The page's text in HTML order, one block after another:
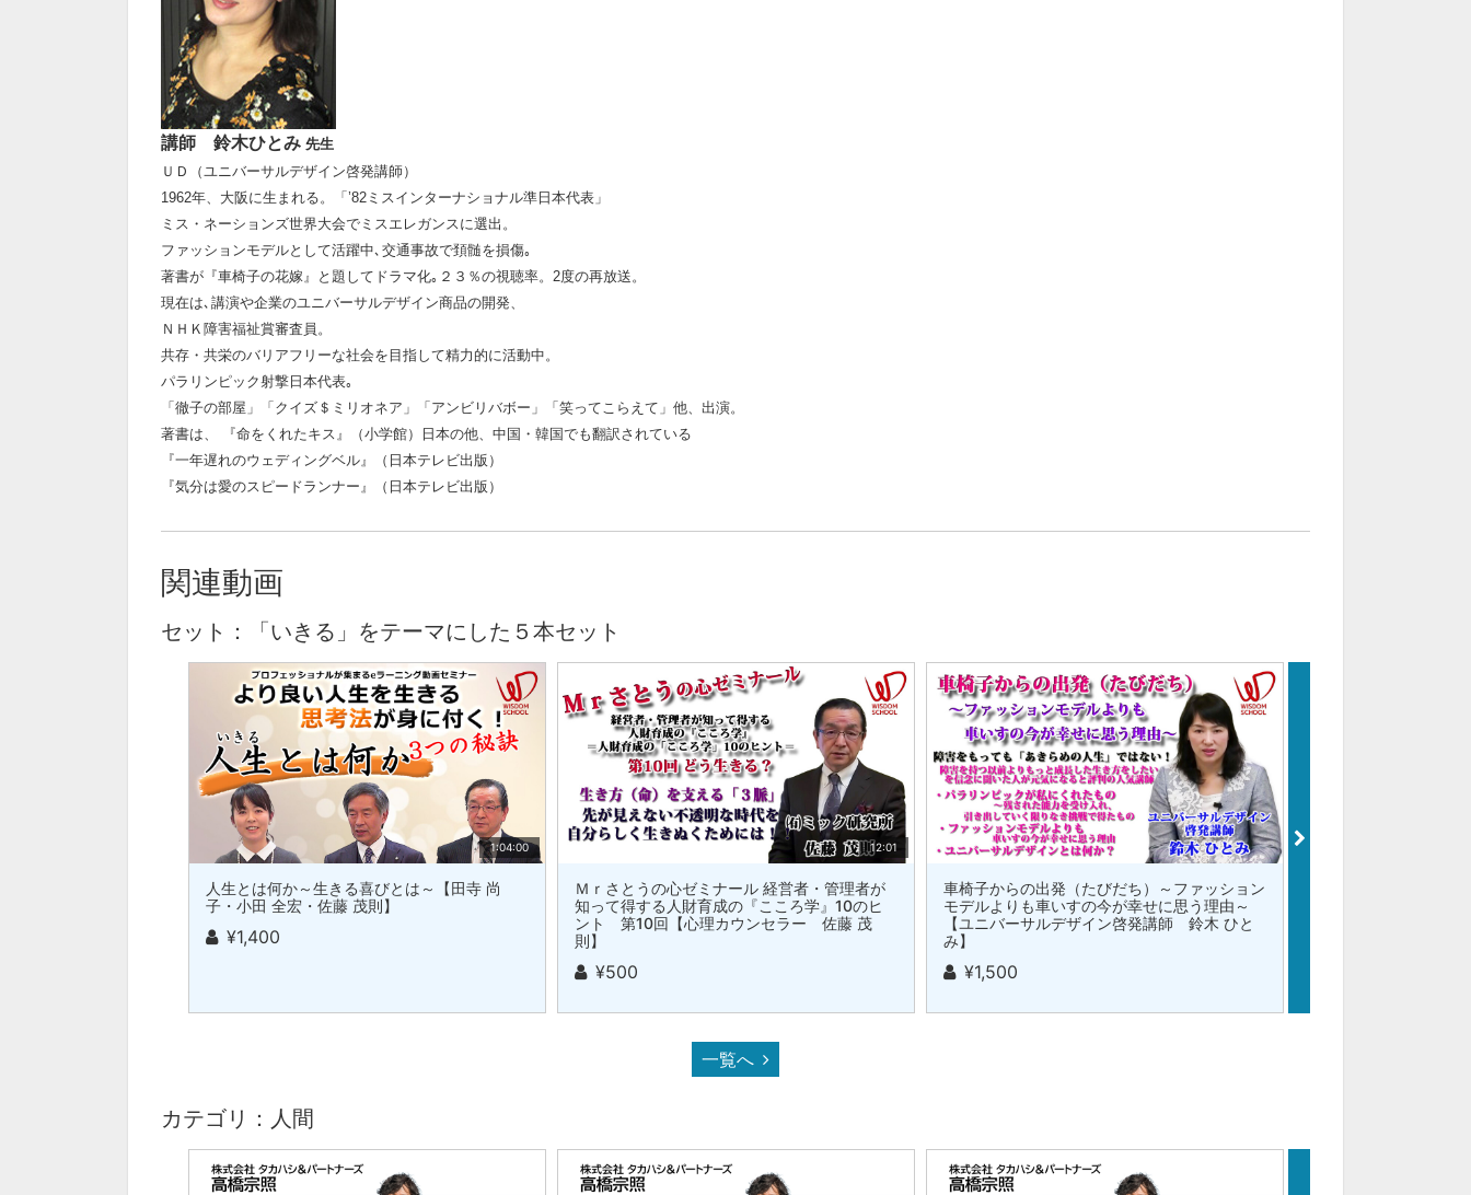
講師 鈴木ひとみ 先生
ＵＤ（ユニバーサルデザイン啓発講師）
1962年、大阪に生まれる。「’82ミスインターナショナル準日本代表」
ミス・ネーションズ世界大会でミスエレガンスに選出。
ファッションモデルとして活躍中､交通事故で頚髄を損傷｡
著書が『車椅子の花嫁』と題してドラマ化｡２３％の視聴率。2度の再放送。
現在は､講演や企業のユニバーサルデザイン商品の開発、
ＮＨＫ障害福祉賞審査員。
共存・共栄のバリアフリーな社会を目指して精力的に活動中。
パラリンピック射撃日本代表｡
「徹子の部屋」「クイズ＄ミリオネア」「アンビリバボー」「笑ってこらえて」他、出演。
著書は、 『命をくれたキス』（小学館）日本の他、中国・韓国でも翻訳されている
『一年遅れのウェディングベル』（日本テレビ出版）
『気分は愛のスピードランナー』（日本テレビ出版）
関連動画
セット：「いきる」をテーマにした５本セット
1:04:00
人生とは何か～生きる喜びとは～【田寺 尚
子・小田 全宏・佐藤 茂則】
¥1,400
12:01
Ｍｒさとうの心ゼミナール 経営者・管理者が
知って得する人財育成の『こころ学』10のヒ
ント 第10回【心理カウンセラー 佐藤 茂
則】
¥500
車椅子からの出発（たびだち）～ファッション
モデルよりも車いすの今が幸せに思う理由～
【ユニバーサルデザイン啓発講師 鈴木 ひと
み】
¥1,500
一覧へ
カテゴリ：人間